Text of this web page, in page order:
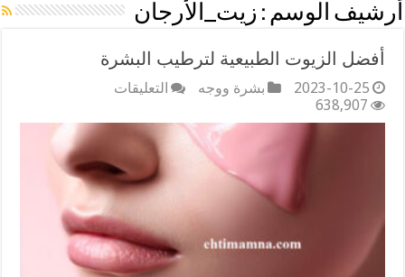
أرشيف الوسم : زيت_الأرجان
أفضل الزيوت الطبيعية لترطيب البشرة
2023-10-25 بشرة ووجه التعليقات
الزيوت
الطبيعية
لترطيب
البشرة
مغلقة
638,907